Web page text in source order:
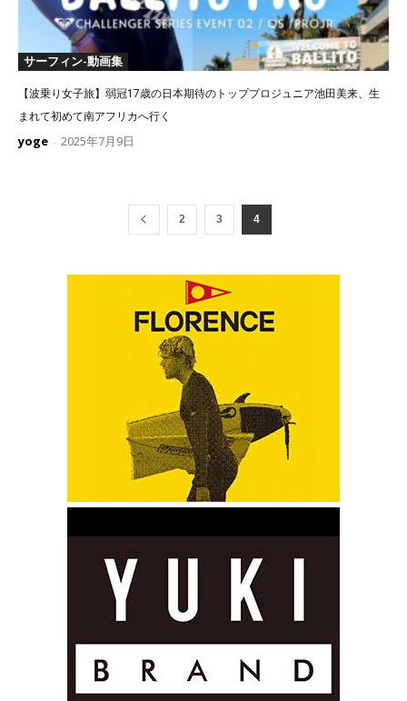
サーフィン-動画集
【波乗り女子旅】弱冠17歳の日本期待のトッププロジュニア池田美来、生
まれて初めて南アフリカへ行く
yoge - 2025年7月9日
2 3 4